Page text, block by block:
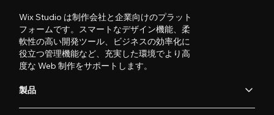
Wix Studio は制作会社と企業向けのプラット
フォームです。スマートなデザイン機能、柔
軟性の高い開発ツール、ビジネスの効率化に
役立つ管理機能など、充実した環境でより高
度な Web 制作をサポートします。
製品